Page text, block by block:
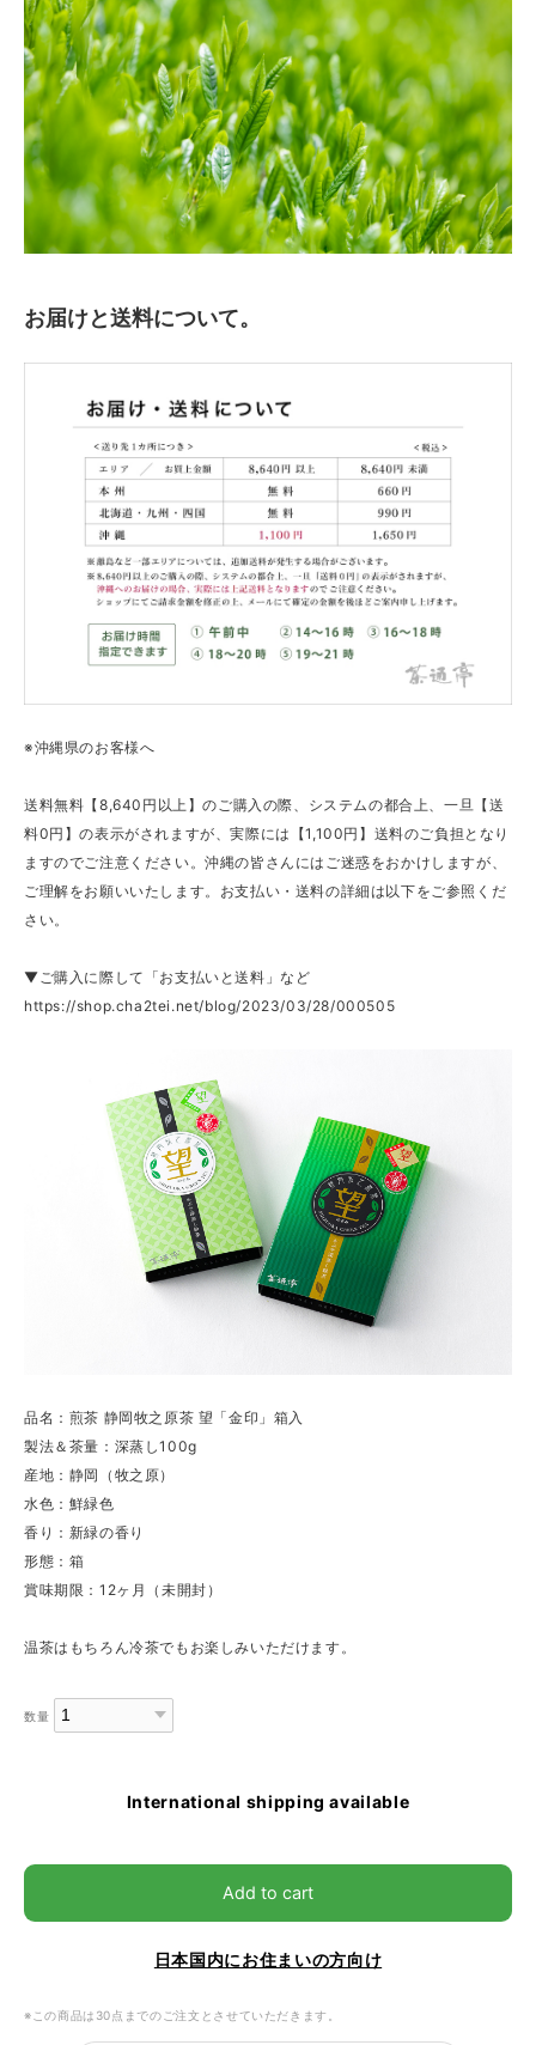
お届けと送料について。
※沖縄県のお客様へ
送料無料【8,640円以上】のご購入の際、システムの都合上、一旦【送
料0円】の表示がされますが、実際には【1,100円】送料のご負担となり
ますのでご注意ください。沖縄の皆さんにはご迷惑をおかけしますが、
ご理解をお願いいたします。お支払い・送料の詳細は以下をご参照くだ
さい。
▼ご購入に際して「お支払いと送料」など
https://shop.cha2tei.net/blog/2023/03/28/000505
品名：煎茶 静岡牧之原茶 望「金印」箱入
製法＆茶量：深蒸し100g
産地：静岡（牧之原）
水色：鮮緑色
香り：新緑の香り
形態：箱
賞味期限：12ヶ月（未開封）
温茶はもちろん冷茶でもお楽しみいただけます。
数量
International shipping available
Add to cart
日本国内にお住まいの方向け
※この商品は30点までのご注文とさせていただきます。